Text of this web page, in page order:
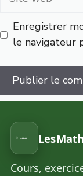
Enregistrer
le navigateur
LesMath
Cours,